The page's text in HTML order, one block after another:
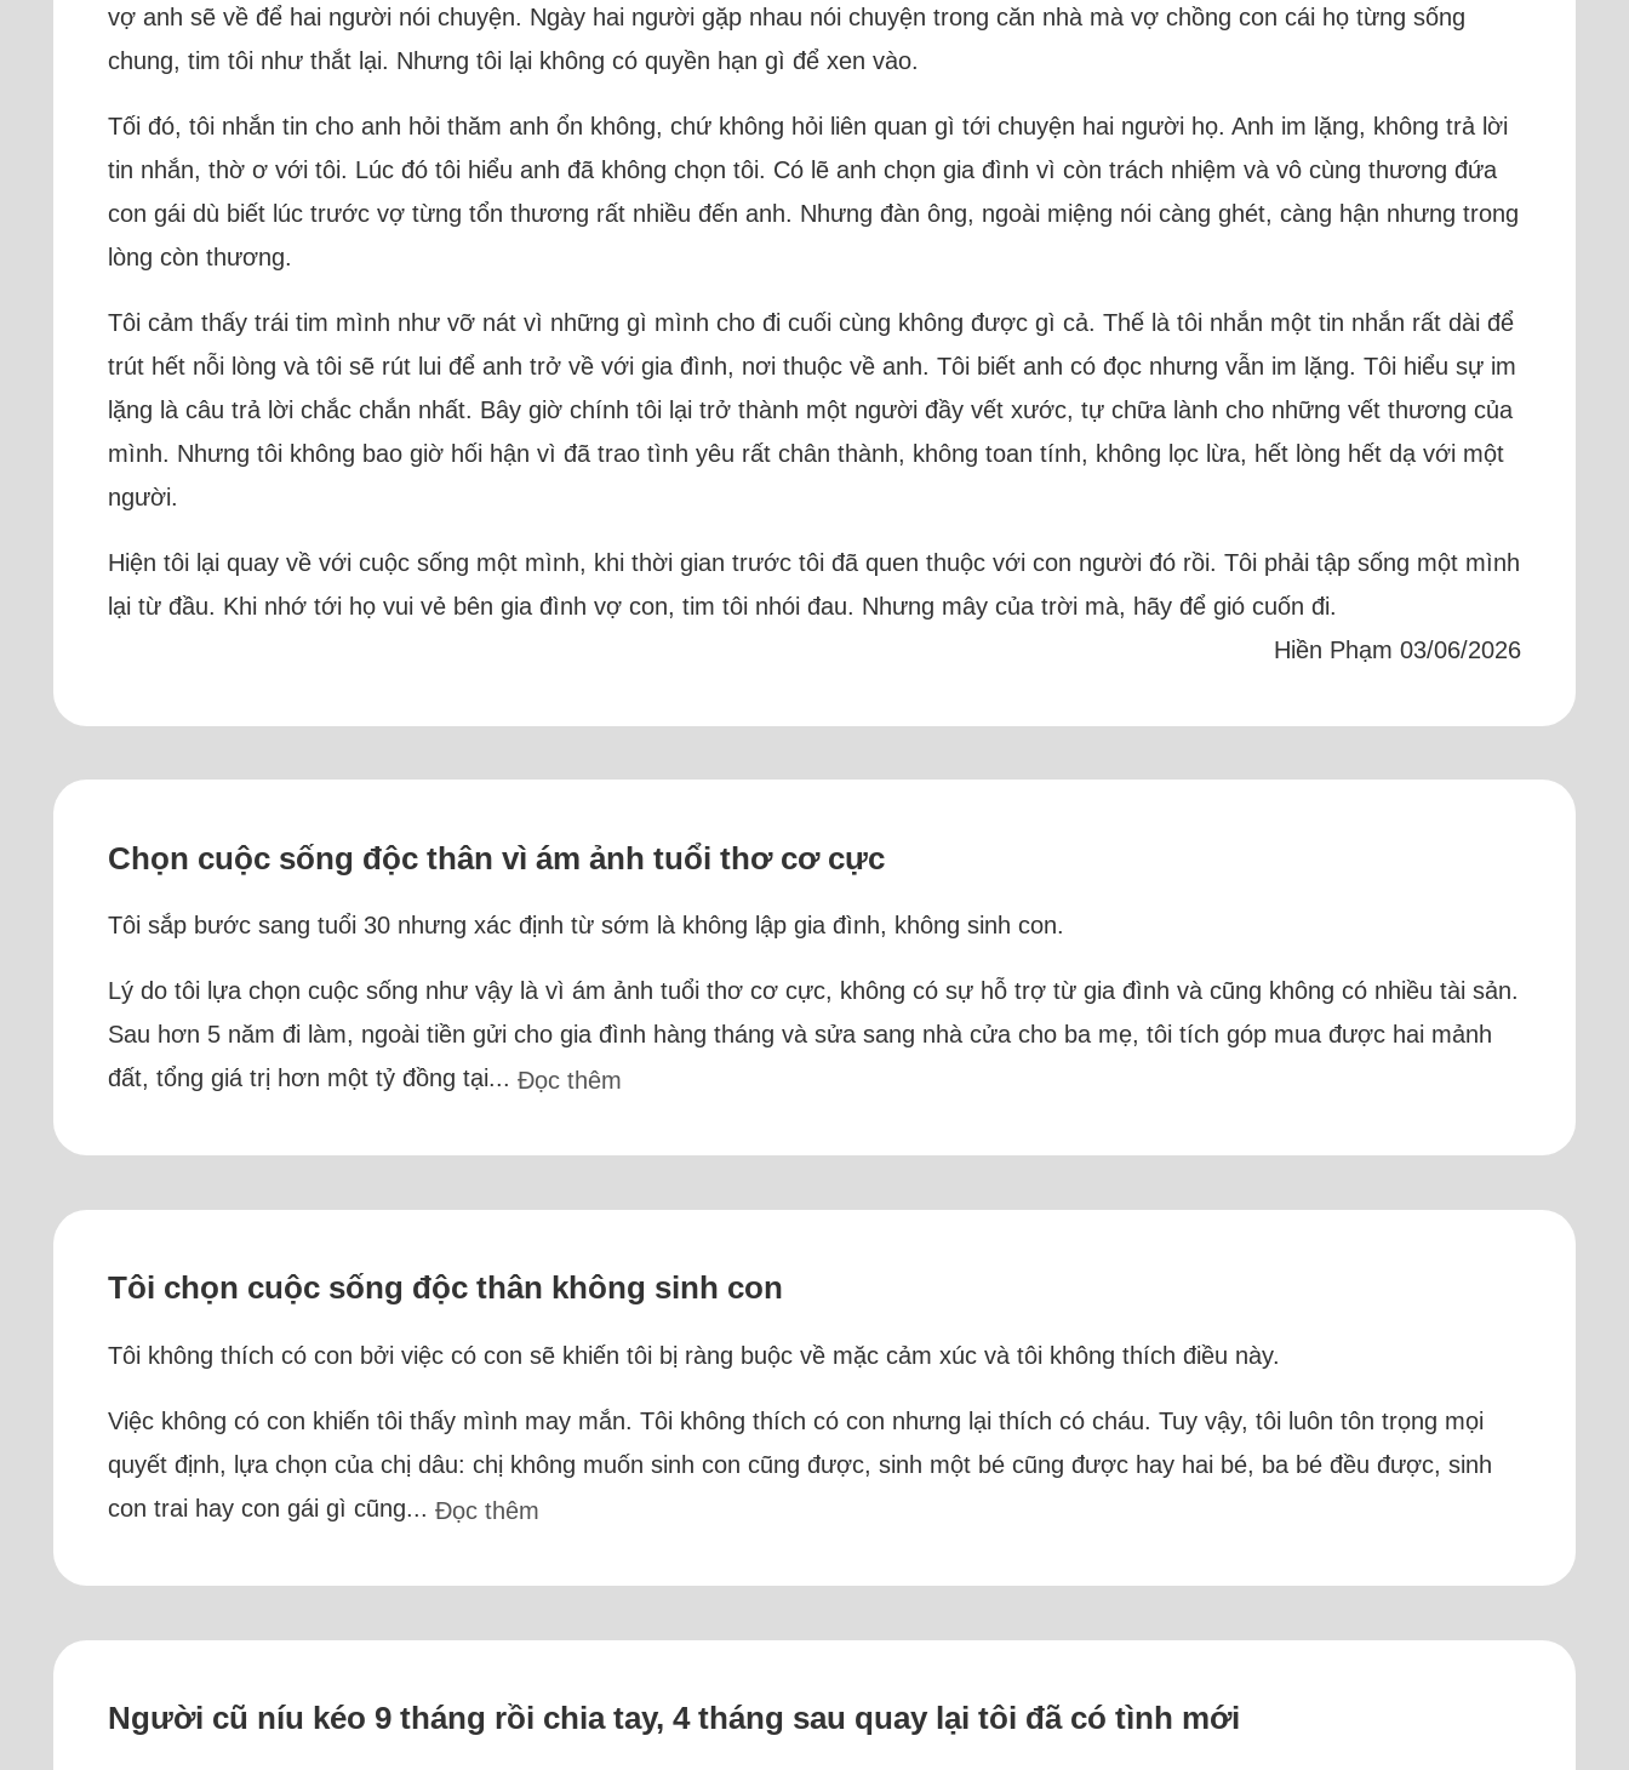
vợ anh sẽ về để hai người nói chuyện. Ngày hai người gặp nhau nói chuyện trong căn nhà mà vợ chồng con cái họ từng sống
chung, tim tôi như thắt lại. Nhưng tôi lại không có quyền hạn gì để xen vào.
Tối đó, tôi nhắn tin cho anh hỏi thăm anh ổn không, chứ không hỏi liên quan gì tới chuyện hai người họ. Anh im lặng, không trả lời
tin nhắn, thờ ơ với tôi. Lúc đó tôi hiểu anh đã không chọn tôi. Có lẽ anh chọn gia đình vì còn trách nhiệm và vô cùng thương đứa
con gái dù biết lúc trước vợ từng tổn thương rất nhiều đến anh. Nhưng đàn ông, ngoài miệng nói càng ghét, càng hận nhưng trong
lòng còn thương.
Tôi cảm thấy trái tim mình như vỡ nát vì những gì mình cho đi cuối cùng không được gì cả. Thế là tôi nhắn một tin nhắn rất dài để
trút hết nỗi lòng và tôi sẽ rút lui để anh trở về với gia đình, nơi thuộc về anh. Tôi biết anh có đọc nhưng vẫn im lặng. Tôi hiểu sự im
lặng là câu trả lời chắc chắn nhất. Bây giờ chính tôi lại trở thành một người đầy vết xước, tự chữa lành cho những vết thương của
mình. Nhưng tôi không bao giờ hối hận vì đã trao tình yêu rất chân thành, không toan tính, không lọc lừa, hết lòng hết dạ với một
người.
Hiện tôi lại quay về với cuộc sống một mình, khi thời gian trước tôi đã quen thuộc với con người đó rồi. Tôi phải tập sống một mình
lại từ đầu. Khi nhớ tới họ vui vẻ bên gia đình vợ con, tim tôi nhói đau. Nhưng mây của trời mà, hãy để gió cuốn đi.
Hiền Phạm 03/06/2026
Chọn cuộc sống độc thân vì ám ảnh tuổi thơ cơ cực
Tôi sắp bước sang tuổi 30 nhưng xác định từ sớm là không lập gia đình, không sinh con.
Lý do tôi lựa chọn cuộc sống như vậy là vì ám ảnh tuổi thơ cơ cực, không có sự hỗ trợ từ gia đình và cũng không có nhiều tài sản.
Sau hơn 5 năm đi làm, ngoài tiền gửi cho gia đình hàng tháng và sửa sang nhà cửa cho ba mẹ, tôi tích góp mua được hai mảnh
đất, tổng giá trị hơn một tỷ đồng tại... Đọc thêm
Tôi chọn cuộc sống độc thân không sinh con
Tôi không thích có con bởi việc có con sẽ khiến tôi bị ràng buộc về mặc cảm xúc và tôi không thích điều này.
Việc không có con khiến tôi thấy mình may mắn. Tôi không thích có con nhưng lại thích có cháu. Tuy vậy, tôi luôn tôn trọng mọi
quyết định, lựa chọn của chị dâu: chị không muốn sinh con cũng được, sinh một bé cũng được hay hai bé, ba bé đều được, sinh
con trai hay con gái gì cũng... Đọc thêm
Người cũ níu kéo 9 tháng rồi chia tay, 4 tháng sau quay lại tôi đã có tình mới